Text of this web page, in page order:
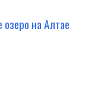
на Алтае